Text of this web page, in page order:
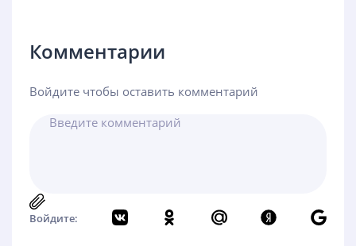
Комментарии
Войдите чтобы оставить комментарий
Войдите: